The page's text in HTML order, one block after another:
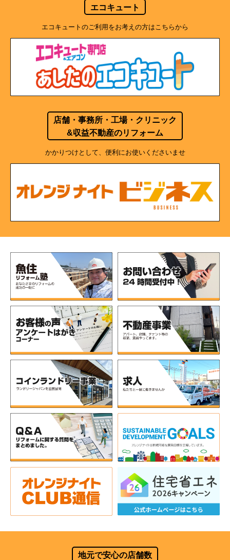
エコキュート
エコキュートのご利用をお考えの方はこちらから
店舗・事務所・工場・クリニック
&収益不動産のリフォーム
かかりつけとして、便利にお使いくださいませ
地元で安心の店舗数